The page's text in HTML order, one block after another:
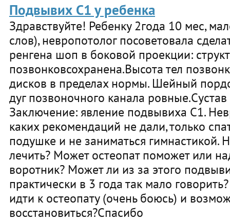
Подвывих С1 у ребенка
Здравствуйте! Ребенку 2года 10 мес,
слов), невропотолог посоветовала
ренгена шоп в боковой проекции:
позвонковсохранена.Высота тел
дисков в пределах нормы. Шейный
дуг позвоночного канала
Заключение: явление подвывиха С1.
каких рекомендаций не дали, только
подушке и не заниматься гимнастикой.
лечить? Может остеопат поможет или
воротник? Может ли из за этого
практически в 3 года так мало
идти к остеопату (очень боюсь) и
восстановиться?Спасибо